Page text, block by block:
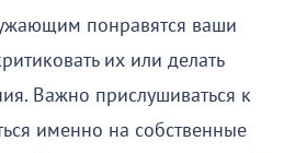
понравятся ваши
их или делать
Важно прислушиваться к
именно на собственные